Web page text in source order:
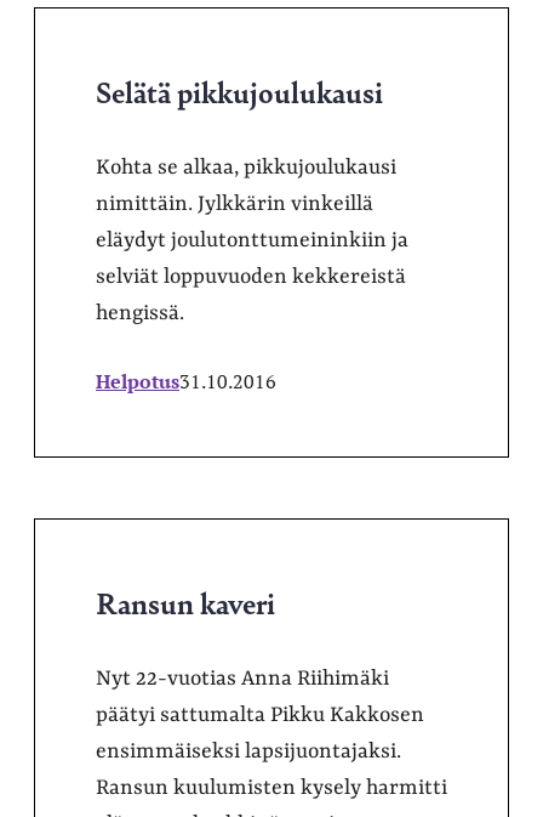
Selätä pikkujoulukausi
Kohta se alkaa, pikkujoulukausi
nimittäin. Jylkkärin vinkeillä
eläydyt joulutonttumeininkiin ja
selviät loppuvuoden kekkereistä
hengissä.
Helpotus31.10.2016
Ransun kaveri
Nyt 22-vuotias Anna Riihimäki
päätyi sattumalta Pikku Kakkosen
ensimmäiseksi lapsijuontajaksi.
Ransun kuulumisten kysely harmitti